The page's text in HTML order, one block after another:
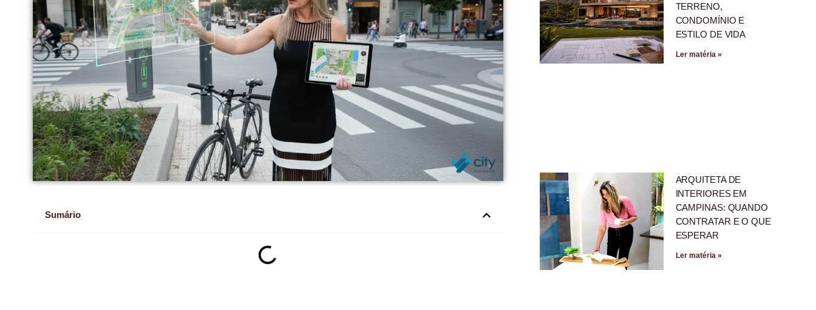
Sumário
TERRENO,
CONDOMÍNIO E
ESTILO DE VIDA
Ler matéria »
ARQUITETA DE
INTERIORES EM
CAMPINAS: QUANDO
CONTRATAR E O QUE
ESPERAR
Ler matéria »